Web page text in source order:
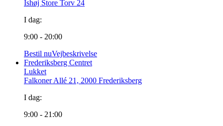
Ishøj Store Torv 24
I dag:
9:00 - 20:00
Bestil nuVejbeskrivelse
Frederiksberg Centret
Lukket
Falkoner Allé 21, 2000 Frederiksberg
I dag:
9:00 - 21:00